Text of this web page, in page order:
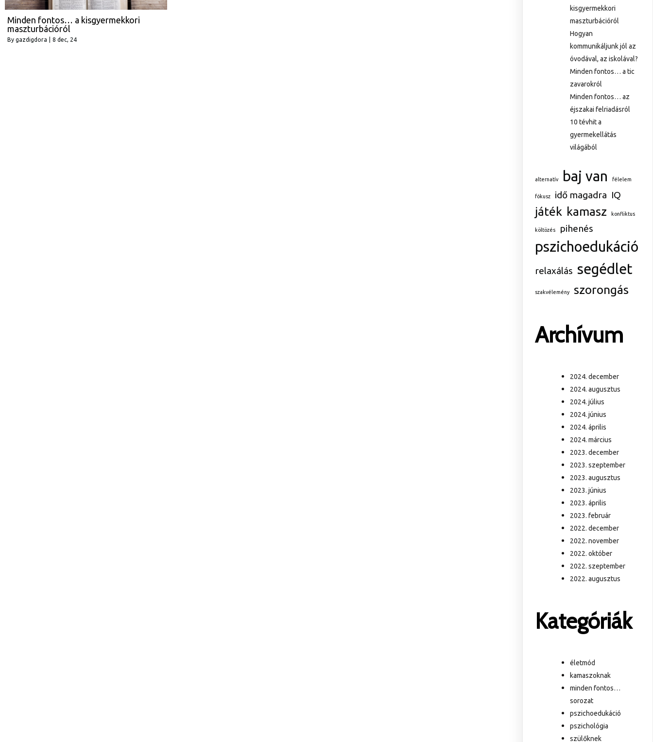
Minden fontos… a kisgyermekkori
maszturbációról
By gazdigdora 8 dec, 24
kisgyermekkori
maszturbációról
Hogyan
kommunikáljunk jól az
óvodával, az iskolával?
Minden fontos… a tic
zavarokról
Minden fontos… az
éjszakai felriadásról
10 tévhit a
gyermekellátás
világából
alternatív baj van félelem
fókusz idő magadra IQ
játék kamasz konfliktus
költözés pihenés
pszichoedukáció
relaxálás segédlet
szakvélemény szorongás
Archívum
2024. december
2024. augusztus
2024. július
2024. június
2024. április
2024. március
2023. december
2023. szeptember
2023. augusztus
2023. június
2023. április
2023. február
2022. december
2022. november
2022. október
2022. szeptember
2022. augusztus
Kategóriák
életmód
kamaszoknak
minden fontos…
sorozat
pszichoedukáció
pszichológia
szülőknek